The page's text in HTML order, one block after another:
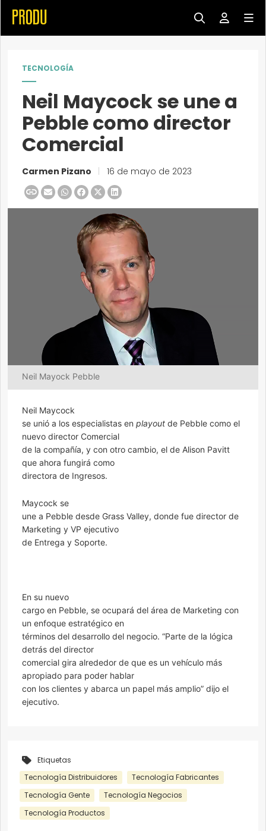
TECNOLOGÍA
Neil Maycock se une a
Pebble como director
Comercial
Carmen Pizano 16 de mayo de 2023
Neil Mayock Pebble
Neil Maycock
se unió a los especialistas en playout de Pebble como el
nuevo director Comercial
de la compañía, y con otro cambio, el de Alison Pavitt
que ahora fungirá como
directora de Ingresos.
Maycock se
une a Pebble desde Grass Valley, donde fue director de
Marketing y VP ejecutivo
de Entrega y Soporte.
En su nuevo
cargo en Pebble, se ocupará del área de Marketing con
un enfoque estratégico en
términos del desarrollo del negocio. “Parte de la lógica
detrás del director
comercial gira alrededor de que es un vehículo más
apropiado para poder hablar
con los clientes y abarca un papel más amplio” dijo el
ejecutivo.
Etiquetas
Tecnología Distribuidores
Tecnología Fabricantes
Tecnología Gente
Tecnología Negocios
Tecnología Productos